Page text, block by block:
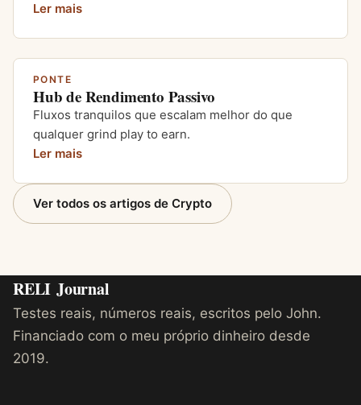
Ler mais
PONTE
Hub de Rendimento Passivo
Fluxos tranquilos que escalam melhor do que
qualquer grind play to earn.
Ler mais
Ver todos os artigos de Crypto
RELI Journal
Testes reais, números reais, escritos pelo John.
Financiado com o meu próprio dinheiro desde
2019.